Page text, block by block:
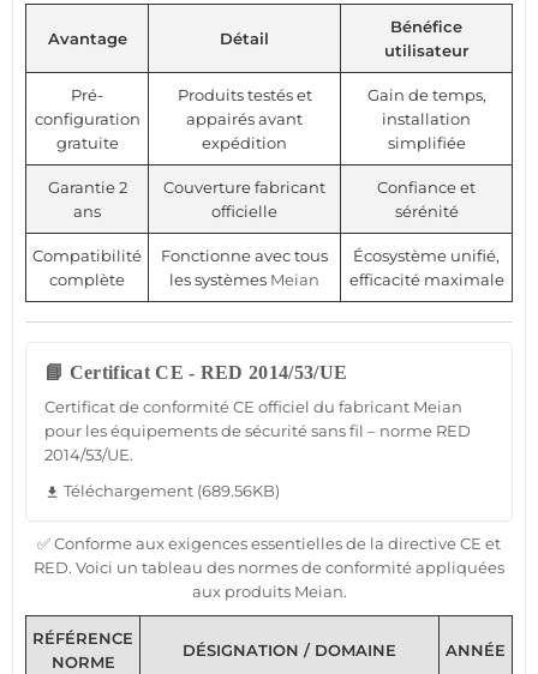
Avantage Détail
Bénéfice
utilisateur
Pré-
configuration
gratuite
Produits testés et
appairés avant
expédition
Gain de temps,
installation
simplifiée
Garantie 2
ans
Couverture fabricant
officielle
Confiance et
sérénité
Compatibilité
complète
Fonctionne avec tous
les systèmes Meian
Écosystème unifié,
efficacité maximale
📘 Certificat CE - RED 2014/53/UE
Certificat de conformité CE officiel du fabricant Meian
pour les équipements de sécurité sans fil – norme RED
2014/53/UE.
file_download Téléchargement (689.56KB)
✅ Conforme aux exigences essentielles de la directive CE et
RED. Voici un tableau des normes de conformité appliquées
aux produits Meian.
RÉFÉRENCE
NORME
DÉSIGNATION / DOMAINE ANNÉE